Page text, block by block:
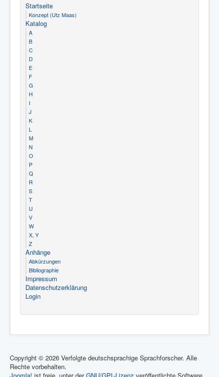
Startseite
Konzept (Utz Maas)
Katalog
A
B
C
D
E
F
G
H
I
J
K
L
M
N
O
P
Q
R
S
T
U
V
W
X, Y
Z
Anhänge
Abkürzungen
Bibliographie
Impressum
Datenschutzerklärung
Login
Copyright © 2026 Verfolgte deutschsprachige Sprachforscher. Alle
Rechte vorbehalten.
Joomla! ist freie, unter derGNU/GPL-Lizenz veröffentlichte Software.